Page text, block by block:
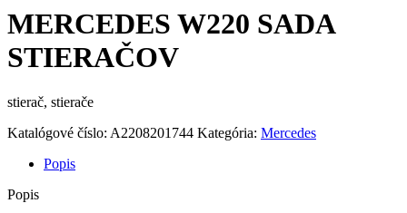
MERCEDES W220 SADA
STIERAČOV
stierač, stierače
Katalógové číslo: A2208201744 Kategória: Mercedes
Popis
Popis